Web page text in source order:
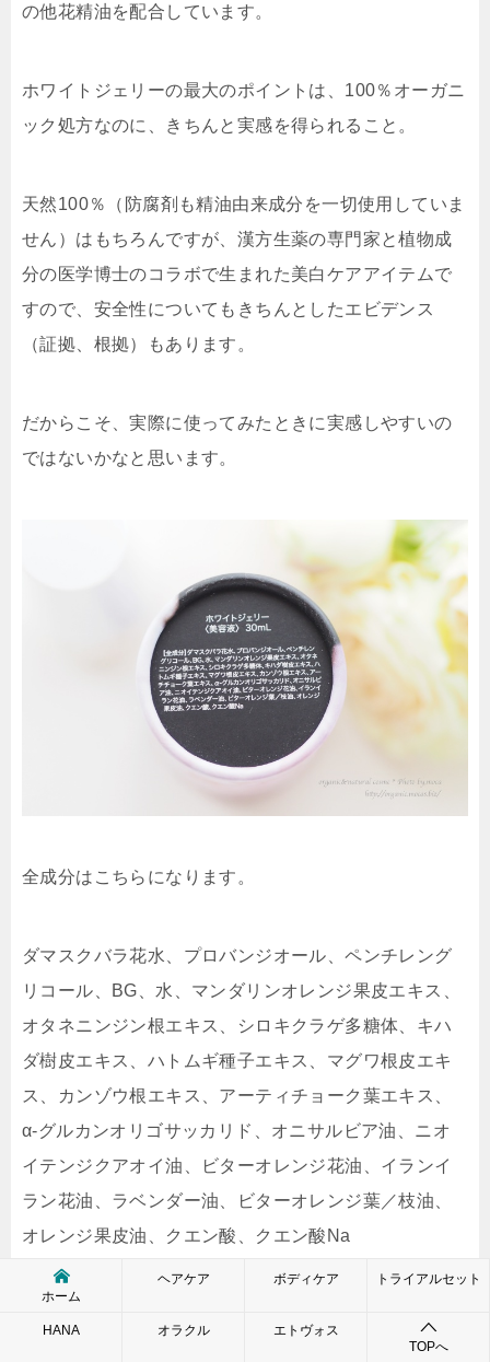
の他花精油を配合しています。
ホワイトジェリーの最大のポイントは、100％オーガニ
ック処方なのに、きちんと実感を得られること。
天然100％（防腐剤も精油由来成分を一切使用していま
せん）はもちろんですが、漢方生薬の専門家と植物成
分の医学博士のコラボで生まれた美白ケアアイテムで
すので、 安全性についてもきちんとしたエビデンス
（証拠、根拠）もあります 。
だからこそ、実際に使ってみたときに実感しやすいの
ではないかなと思います。
全成分はこちらになります。
ダマスクバラ花水、プロバンジオール、ペンチレング
リコール、BG、水、マンダリンオレンジ果皮エキス、
オタネニンジン根エキス、シロキクラゲ多糖体、キハ
ダ樹皮エキス、ハトムギ種子エキス、マグワ根皮エキ
ス、カンゾウ根エキス、アーティチョーク葉エキス、
α-グルカンオリゴサッカリド、オニサルビア油、ニオ
イテンジクアオイ油、ビターオレンジ花油、イランイ
ラン花油、ラベンダー油、ビターオレンジ葉／枝油、
オレンジ果皮油、クエン酸、クエン酸Na
が、ホワイトジェリーね、想像以上にとてもいい製品
ホーム
ヘアケア ボディケア トライアルセット
HANA オラクル
エトヴォス
TOPへ